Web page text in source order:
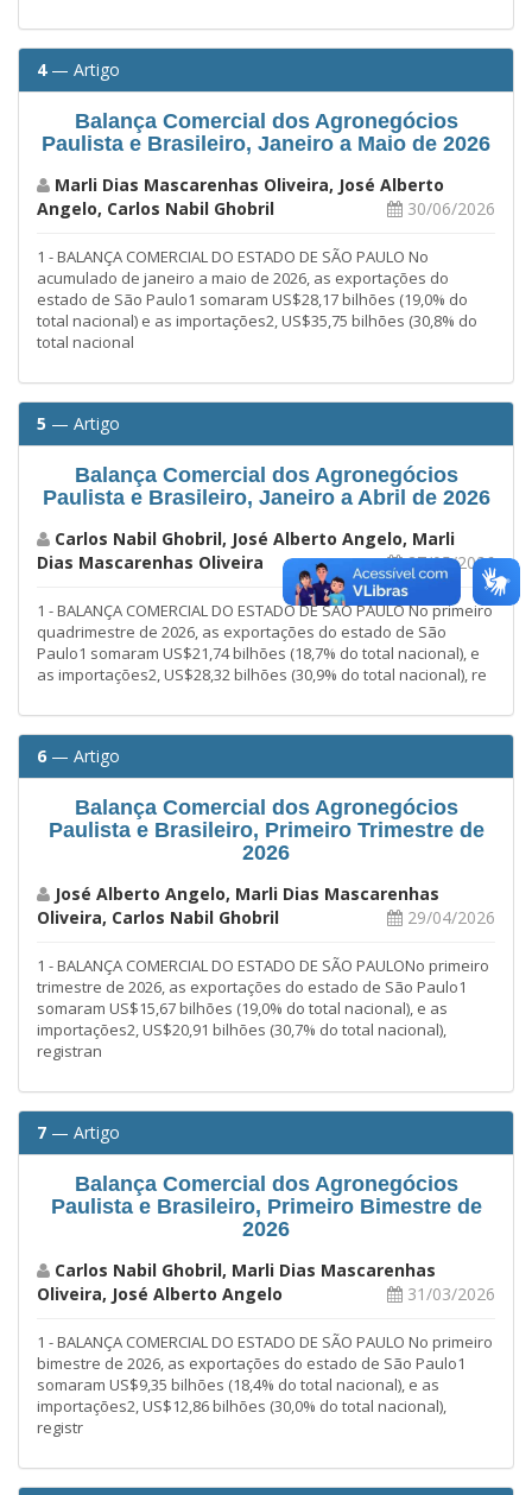
4— Artigo
Balança Comercial dos Agronegócios
Paulista e Brasileiro, Janeiro a Maio de 2026
Marli Dias Mascarenhas Oliveira, José Alberto
Angelo, Carlos Nabil Ghobril
30/06/2026
1 - BALANÇA COMERCIAL DO ESTADO DE SÃO PAULO No
acumulado de janeiro a maio de 2026, as exportações do
estado de São Paulo1 somaram US$28,17 bilhões (19,0% do
total nacional) e as importações2, US$35,75 bilhões (30,8% do
total nacional
5 — Artigo
Balança Comercial dos Agronegócios
Paulista e Brasileiro, Janeiro a Abril de 2026
Carlos Nabil Ghobril, José Alberto Angelo, Marli
Dias Mascarenhas Oliveira
27/05/2026
1 - BALANÇA COMERCIAL DO ESTADO DE SÃO PAULO No primeiro
quadrimestre de 2026, as exportações do estado de São
Paulo1 somaram US$21,74 bilhões (18,7% do total nacional), e
as importações2, US$28,32 bilhões (30,9% do total nacional), re
6 — Artigo
Balança Comercial dos Agronegócios
Paulista e Brasileiro, Primeiro Trimestre de
2026
José Alberto Angelo, Marli Dias Mascarenhas
Oliveira, Carlos Nabil Ghobril
29/04/2026
1 - BALANÇA COMERCIAL DO ESTADO DE SÃO PAULONo primeiro
trimestre de 2026, as exportações do estado de São Paulo1
somaram US$15,67 bilhões (19,0% do total nacional), e as
importações2, US$20,91 bilhões (30,7% do total nacional),
registran
7 — Artigo
Balança Comercial dos Agronegócios
Paulista e Brasileiro, Primeiro Bimestre de
2026
Carlos Nabil Ghobril, Marli Dias Mascarenhas
Oliveira, José Alberto Angelo
31/03/2026
1 - BALANÇA COMERCIAL DO ESTADO DE SÃO PAULO No primeiro
bimestre de 2026, as exportações do estado de São Paulo1
somaram US$9,35 bilhões (18,4% do total nacional), e as
importações2, US$12,86 bilhões (30,0% do total nacional),
registr